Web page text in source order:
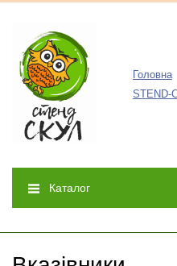
Головна
STEND-
Каталог